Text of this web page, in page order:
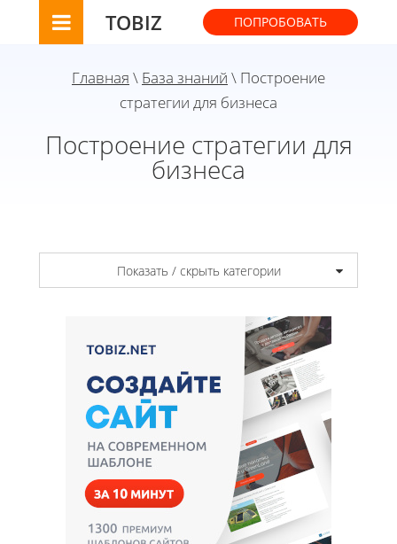
TOBIZ ПОПРОБОВАТЬ
Главная \ База знаний \ Построение
стратегии для бизнеса
Построение стратегии для
бизнеса
Показать / скрыть категории